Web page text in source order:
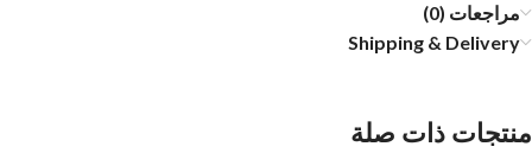
مراجعات (0)
Shipping & Delivery
منتجات ذات صلة